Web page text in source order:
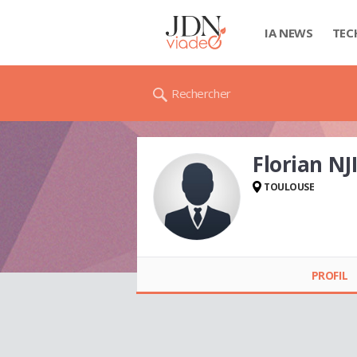
IA NEWS
Rechercher
Florian
TOULOUSE
PROFIL